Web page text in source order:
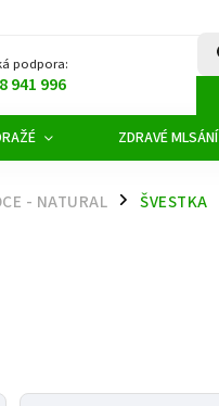
podpora:
941 996
ZDRAVÉ MLSÁNÍ
- NATURAL / ŠVESTKA